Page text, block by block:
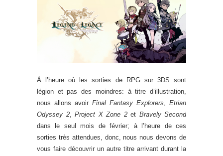
À l’heure où les sorties de RPG sur 3DS sont
légion et pas des moindres: à titre d’illustration,
nous allons avoir Final Fantasy Explorers, Etrian
Odyssey 2, Project X Zone 2et Bravely Second
dans le seul mois de février; à l’heure de ces
sorties très attendues, donc, nous nous devons de
vous faire découvrir un autre titre arrivant durant la